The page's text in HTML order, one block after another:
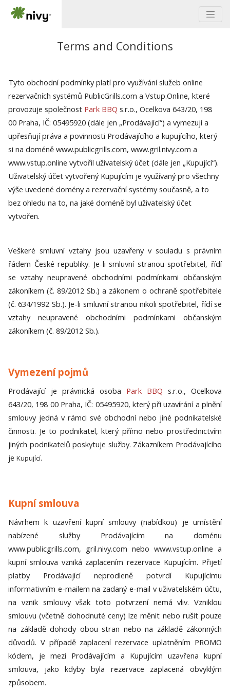
Terms and Conditions
Tyto obchodní podmínky platí pro využívání služeb online
rezervačních systémů PublicGrills.com a Vstup.Online, které
provozuje společnost Park BBQ s.r.o., Ocelkova 643/20, 198
00 Praha, IČ: 05495920 (dále jen „Prodávající“) a vymezují a
upřesňují práva a povinnosti Prodávajícího a kupujícího, který
si na doméně www.publicgrills.com, www.gril.nivy.com a
www.vstup.online vytvořil uživatelský účet (dále jen „Kupující“).
Uživatelský účet vytvořený Kupujícím je využívaný pro všechny
výše uvedené domény a rezervační systémy současně, a to
bez ohledu na to, na jaké doméně byl uživatelský účet
vytvořen.
Veškeré smluvní vztahy jsou uzavřeny v souladu s právním
řádem České republiky. Je-li smluvní stranou spotřebitel, řídí
se vztahy neupravené obchodními podmínkami občanským
zákoníkem (č. 89/2012 Sb.) a zákonem o ochraně spotřebitele
(č. 634/1992 Sb.). Je-li smluvní stranou nikoli spotřebitel, řídí se
vztahy neupravené obchodními podmínkami občanským
zákoníkem (č. 89/2012 Sb.).
Vymezení pojmů
Prodávajícíje právnická osoba Park BBQ s.r.o., Ocelkova
643/20, 198 00 Praha, IČ: 05495920, který při uzavírání a plnění
smlouvy jedná v rámci své obchodní nebo jiné podnikatelské
činnosti. Je to podnikatel, který přímo nebo prostřednictvím
jiných podnikatelů poskytuje služby. Zákazníkem Prodávajícího
je Kupující.
Kupní smlouva
Návrhem k uzavření kupní smlouvy (nabídkou) je umístění
nabízené služby Prodávajícím na doménu
www.publicgrills.com, gril.nivy.com nebo www.vstup.online a
kupní smlouva vzniká zaplacením rezervace Kupujícím. Přijetí
platby Prodávající neprodleně potvrdí Kupujícímu
informativním e-mailem na zadaný e-mail v uživatelském účtu,
na vznik smlouvy však toto potvrzení nemá vliv. Vzniklou
smlouvu (včetně dohodnuté ceny) lze měnit nebo rušit pouze
na základě dohody obou stran nebo na základě zákonných
důvodů. V případě zaplacení rezervace uplatněním PROMO
kódem, je mezi Prodávajícím a Kupujícím uzavřena kupní
smlouva, jako kdyby byla rezervace zaplacená obvyklým
způsobem.